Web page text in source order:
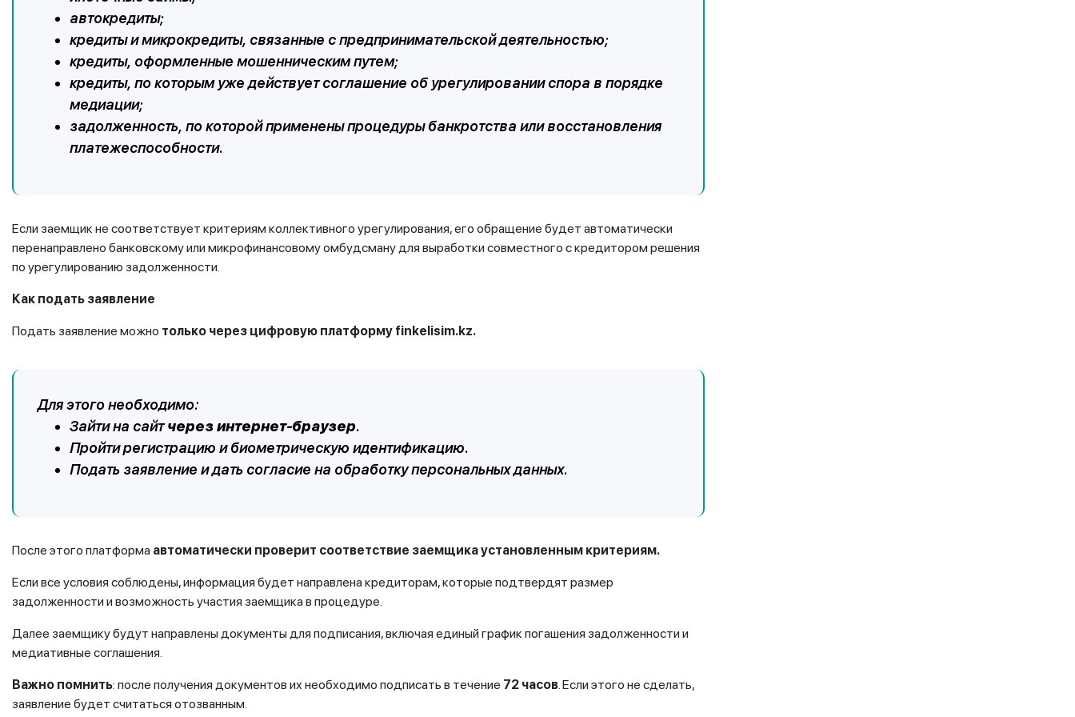
автокредиты;
кредиты и микрокредиты, связанные с предпринимательской деятельностью;
кредиты, оформленные мошенническим путем;
кредиты, по которым уже действует соглашение об урегулировании спора в порядке
медиации;
задолженность, по которой применены процедуры банкротства или восстановления
платежеспособности.
Если заемщик не соответствует критериям коллективного урегулирования, его обращение будет автоматически
перенаправлено банковскому или микрофинансовому омбудсману для выработки совместного с кредитором решения
по урегулированию задолженности.
Как подать заявление
Подать заявление можно только через цифровую платформу finkelisim.kz.
Для этого необходимо:
Зайти на сайтчерез интернет-браузер.
Пройти регистрацию и биометрическую идентификацию.
Подать заявление и дать согласие на обработку персональных данных.
После этого платформа автоматически проверит соответствие заемщика установленным критериям.
Если все условия соблюдены, информация будет направлена кредиторам, которые подтвердят размер
задолженности и возможность участия заемщика в процедуре.
Далее заемщику будут направлены документы для подписания, включая единый график погашения задолженности и
медиативные соглашения.
Важно помнить: после получения документов их необходимо подписать в течение 72 часов. Если этого не сделать,
заявление будет считаться отозванным.